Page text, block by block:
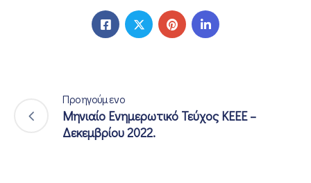
Προηγούμενο
Μηνιαίο Ενημερωτικό Τεύχος ΚΕΕΕ –
Δεκεμβρίου 2022.